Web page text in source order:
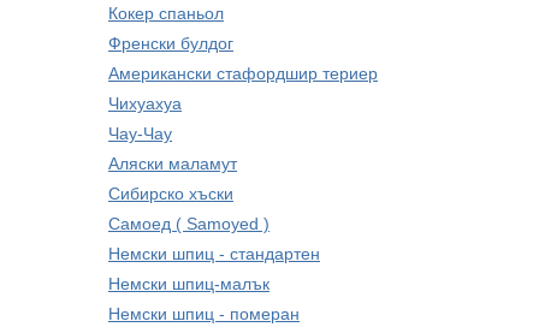
Кокер спаньол
Френски булдог
Американски стафордшир териер
Чихуахуа
Чау-Чау
Аляски маламут
Сибирско хъски
Самоед ( Samoyed )
Немски шпиц - стандартен
Немски шпиц-малък
Немски шпиц - померан